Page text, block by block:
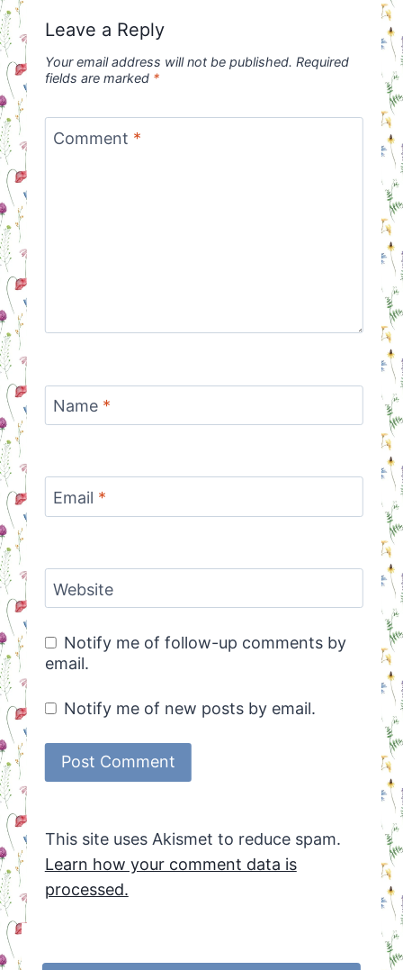
Leave a Reply
Your email address will not be published. Required
fields are marked *
Comment *
Name *
Email *
Website
Notify me of follow-up comments by
email.
Notify me of new posts by email.
This site uses Akismet to reduce spam.
Learn how your comment data is
processed.